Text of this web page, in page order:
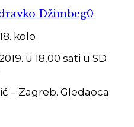
Džimbeg0
kolo
u 18,00 sati u SD
– Zagreb. Gledaoca: